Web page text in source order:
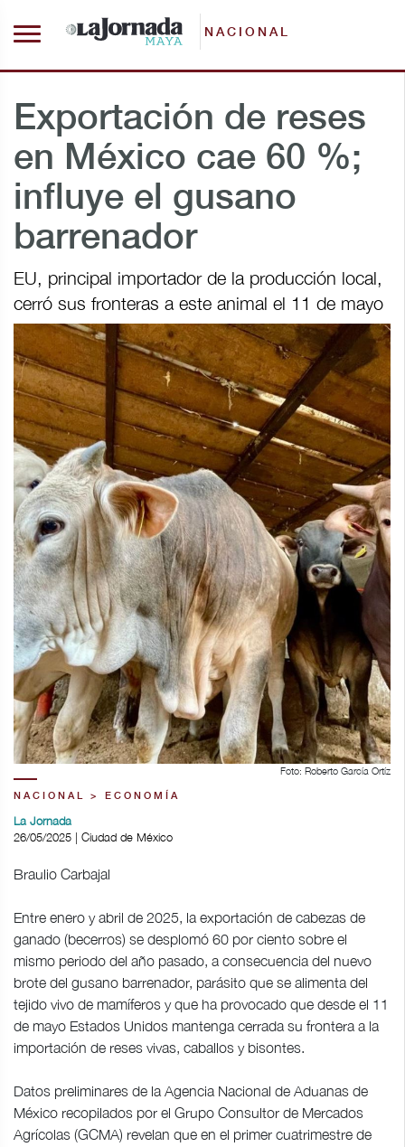
NACIONAL
Exportación de reses
en México cae 60 %;
influye el gusano
barrenador
EU, principal importador de la producción local,
cerró sus fronteras a este animal el 11 de mayo
Foto: Roberto García Ortíz
NACIONAL > ECONOMÍA
La Jornada
26/05/2025 | Ciudad de México
Braulio Carbajal
Entre enero y abril de 2025, la exportación de cabezas de
ganado (becerros) se desplomó 60 por ciento sobre el
mismo periodo del año pasado, a consecuencia del nuevo
brote del gusano barrenador, parásito que se alimenta del
tejido vivo de mamíferos y que ha provocado que desde el 11
de mayo Estados Unidos mantenga cerrada su frontera a la
importación de reses vivas, caballos y bisontes.
Datos preliminares de la Agencia Nacional de Aduanas de
México recopilados por el Grupo Consultor de Mercados
Agrícolas (GCMA) revelan que en el primer cuatrimestre de